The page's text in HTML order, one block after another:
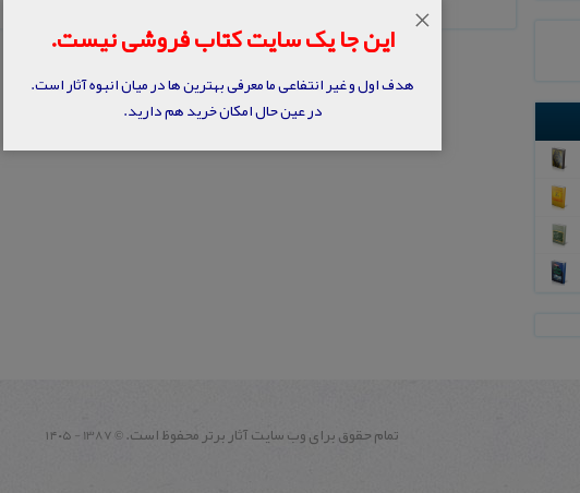
این جا یک سایت کتاب فروشی نیست.
هدف اول و غیر انتفاعی ما معرفی بهترین ها در میان انبوه آثار است.
در عین حال امکان خرید هم دارید.
×
تمام حقوق برای وب سايت آثار برتر محفوظ است. ©